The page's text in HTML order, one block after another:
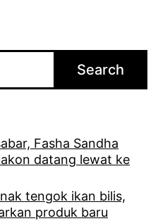
Search
Fasha Sandha
datang lewat ke
tengok ikan bilis,
produk baru